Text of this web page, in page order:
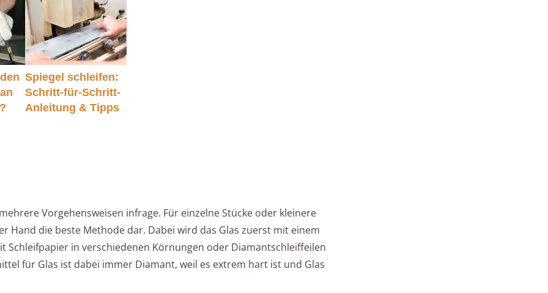
Spiegel schleifen:
Schritt-für-Schritt-
Anleitung & Tipps
Vorgehensweisen infrage. Für einzelne Stücke oder kleinere
Hand die beste Methode dar. Dabei wird das Glas zuerst mit einem
Schleifpapier in verschiedenen Körnungen oder Diamantschleiffeilen
für Glas ist dabei immer Diamant, weil es extrem hart ist und Glas